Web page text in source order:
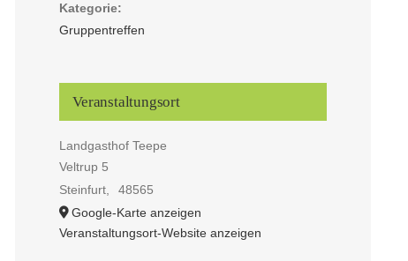
Kategorie:
Gruppentreffen
Veranstaltungsort
Landgasthof Teepe
Veltrup 5
Steinfurt,
48565
Google-Karte anzeigen
Veranstaltungsort-Website anzeigen